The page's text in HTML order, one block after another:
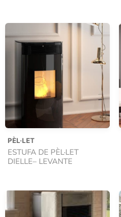
PÈL·LET
ESTUFA DE PÈL·LET
DIELLE– LEVANTE